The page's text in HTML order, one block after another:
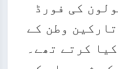
کی فورڈ
وطن کے
کرتے تھے۔